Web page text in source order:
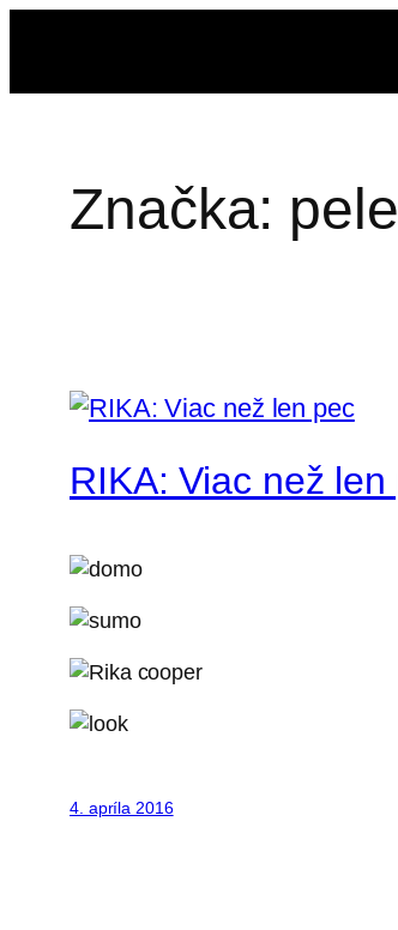
obsah
Značka:
RIKA: Viac než len
4. apríla 2016